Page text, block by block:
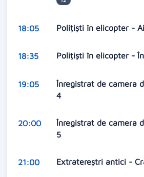
18:05 Polițiști în elicopter -
18:35 Polițiști în elicopter -
19:05
Înregistrat de camera
4
20:00
Înregistrat de camera
5
21:00 Extratereştri antici -